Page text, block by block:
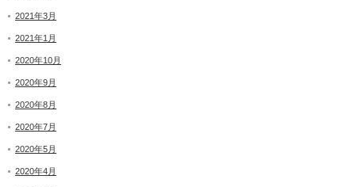
2021年3月
2021年1月
2020年10月
2020年9月
2020年8月
2020年7月
2020年5月
2020年4月